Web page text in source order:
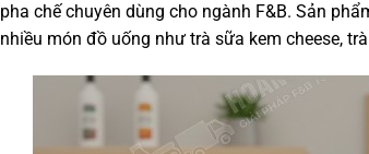
pha chế chuyên dùng cho ngành F&B. Sản
nhiều món đồ uống như trà sữa kem cheese,